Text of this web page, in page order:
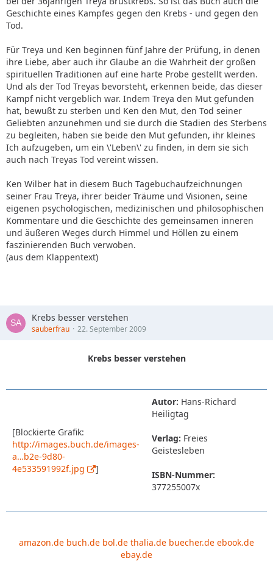
Geschichte eines Kampfes gegen den Krebs - und gegen den
Tod.
Für Treya und Ken beginnen fünf Jahre der Prüfung, in denen
ihre Liebe, aber auch ihr Glaube an die Wahrheit der großen
spirituellen Traditionen auf eine harte Probe gestellt werden.
Und als der Tod Treyas bevorsteht, erkennen beide, das dieser
Kampf nicht vergeblich war. Indem Treya den Mut gefunden
hat, bewußt zu sterben und Ken den Mut, den Tod seiner
Geliebten anzunehmen und sie durch die Stadien des Sterbens
zu begleiten, haben sie beide den Mut gefunden, ihr kleines
Ich aufzugeben, um ein \'Leben\' zu finden, in dem sie sich
auch nach Treyas Tod vereint wissen.
Ken Wilber hat in diesem Buch Tagebuchaufzeichnungen
seiner Frau Treya, ihrer beider Träume und Visionen, seine
eigenen psychologischen, medizinischen und philosophischen
Kommentare und die Geschichte des gemeinsamen inneren
und äußeren Weges durch Himmel und Höllen zu einem
faszinierenden Buch verwoben.
(aus dem Klappentext)
Krebs besser verstehen
sauberfrau 22. September 2009
Krebs besser verstehen
[Blockierte Grafik:
http://images.buch.de/images-
a…b2e-9d80-
4e533591992f.jpg
]
Autor: Hans-Richard
Heiligtag
Verlag: Freies
Geistesleben
ISBN-Nummer:
377255007x
amazon.de buch.de bol.de thalia.de buecher.de ebook.de
ebay.de